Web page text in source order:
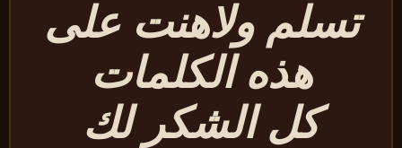
تسلم ولاهنت على
هذه الكلمات
كل الشكر لك